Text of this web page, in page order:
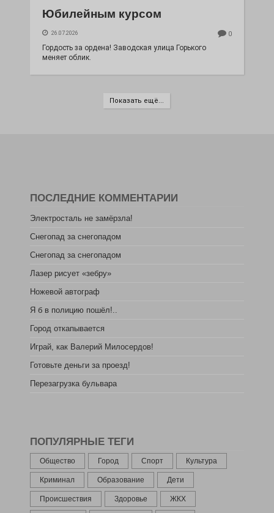
Юбилейным курсом
26.07.2026 0
Гордость за ордена! Заводская улица Горького
меняет облик.
Показать ещё...
ПОСЛЕДНИЕ КОММЕНТАРИИ
Электросталь не замёрзла!
Снегопад за снегопадом
Снегопад за снегопадом
Лазер рисует «зебру»
Ножевой автограф
Я б в полицию пошёл!..
Город откапывается
Играй, как Валерий Милосердов!
Готовьте деньги за проезд!
Перезагрузка бульвара
ПОПУЛЯРНЫЕ ТЕГИ
Общество Город Спорт Культура
Криминал Образование Дети
Происшествия Здоровье ЖКХ